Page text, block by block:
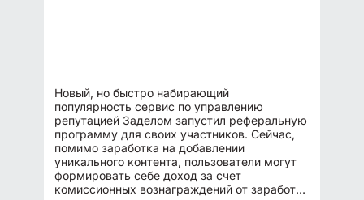
Новый, но быстро набирающий
популярность сервис по управлению
репутацией Заделом запустил реферальную
программу для своих участников. Сейчас,
помимо заработка на добавлении
уникального контента, пользователи могут
формировать себе доход за счет
комиссионных вознаграждений от заработка